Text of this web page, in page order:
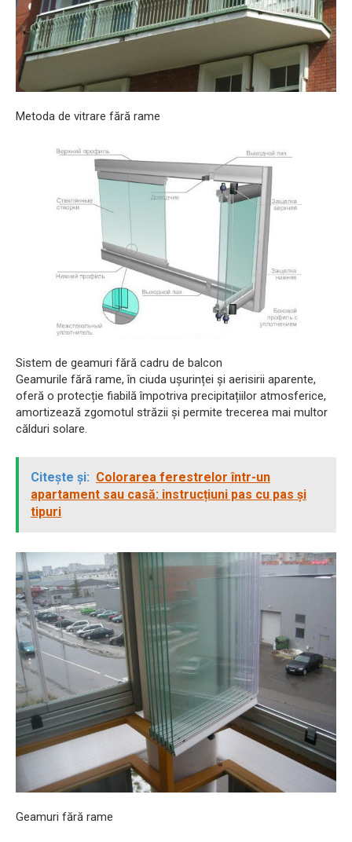
Metoda de vitrare fără rame
Sistem de geamuri fără cadru de balcon
Geamurile fără rame, în ciuda ușurinței și aerisirii aparente,
oferă o protecție fiabilă împotriva precipitațiilor atmosferice,
amortizează zgomotul străzii și permite trecerea mai multor
călduri solare.
Citește și: Colorarea ferestrelor într-un
apartament sau casă: instrucțiuni pas cu pas și
tipuri
Geamuri fără rame